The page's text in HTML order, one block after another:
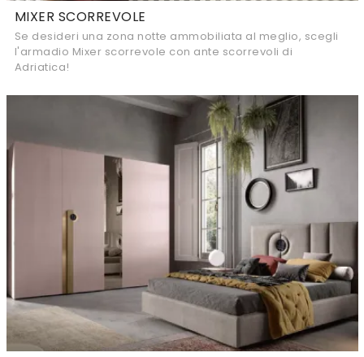
MIXER SCORREVOLE
Se desideri una zona notte ammobiliata al meglio, scegli
l'armadio Mixer scorrevole con ante scorrevoli di
Adriatica!